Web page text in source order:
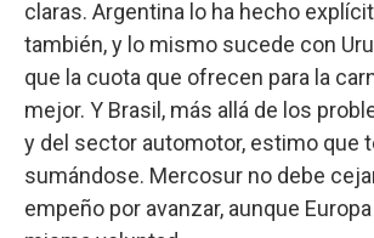
claras. Argentina lo ha hecho
también, y lo mismo sucede con
que la cuota que ofrecen para la
mejor. Y Brasil, más allá de los
y del sector automotor, estimo que
sumándose. Mercosur no debe
empeño por avanzar, aunque